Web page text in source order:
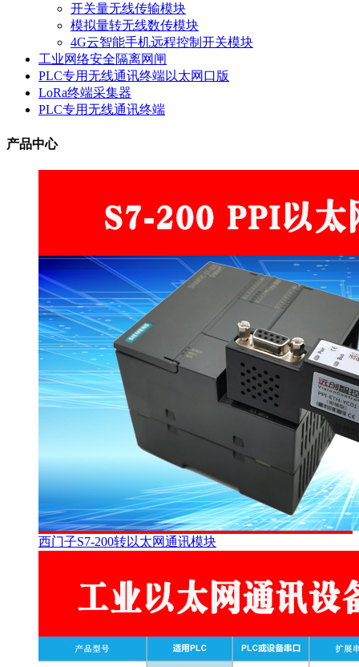
开关量无线传输模块
模拟量转无线数传模块
4G云智能手机远程控制开关模块
工业网络安全隔离网闸
PLC专用无线通讯终端以太网口版
LoRa终端采集器
PLC专用无线通讯终端
产品中心
西门子S7-200转以太网通讯模块